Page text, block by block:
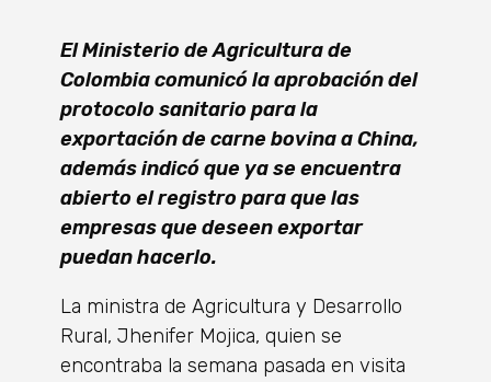
El Ministerio de Agricultura de
Colombia comunicó la aprobación del
protocolo sanitario para la
exportación de carne bovina a China,
además indicó que ya se encuentra
abierto el registro para que las
empresas que deseen exportar
puedan hacerlo.
La ministra de Agricultura y Desarrollo
Rural, Jhenifer Mojica, quien se
encontraba la semana pasada en visita